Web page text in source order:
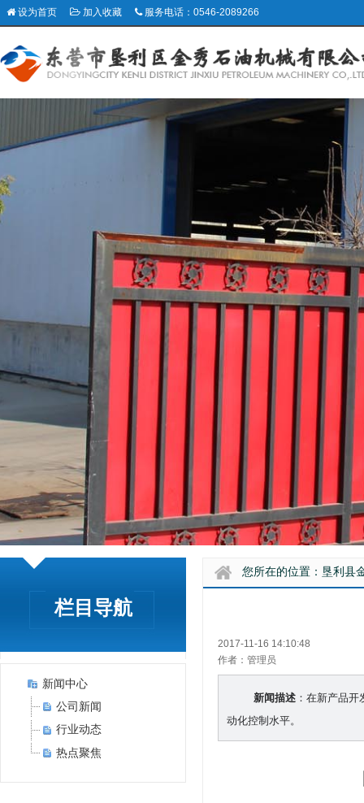
设为首页 加入收藏 服务电话：0546-2089266
栏目导航
新闻中心
公司新闻
行业动态
热点聚焦
您所在的位置： 垦利县
2017-11-16 14:10:48
作者：管理员
新闻描述：在新产品开
动化控制水平。